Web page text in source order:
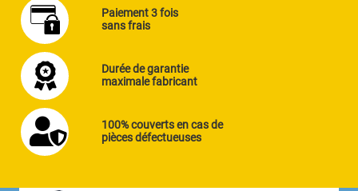
Paiement 3 fois
sans frais
Durée de garantie
maximale fabricant
100% couverts en cas de
pièces défectueuses